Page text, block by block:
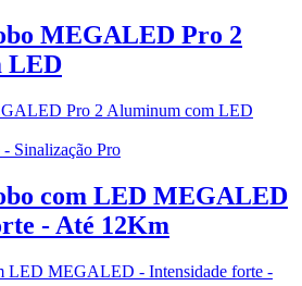
MEGALED Pro 2
LED
Sinalização Pro
com LED MEGALED
- Até 12Km